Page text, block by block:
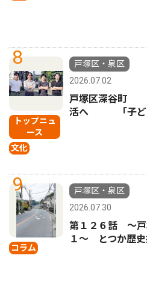
8
トップニュ
ース
文化
戸塚区・泉区
2026.07.02
戸塚区深谷町
活へ 「子ども
9
コラム
戸塚区・泉区
2026.07.30
第１２６話 〜戸
１〜 とつか歴